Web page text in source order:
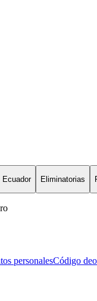
Ecuador Eliminatorias
personalesCódigo